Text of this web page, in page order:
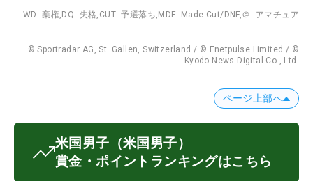
WD=棄権, DQ=失格, CUT=予選落ち, MDF=Made Cut/DNF,＠=アマチュア
© Sportradar AG, St. Gallen, Switzerland / © Enetpulse Limited / ©
Kyodo News Digital Co., Ltd.
ページ上部へ
米国男子 （米国男子）
賞金・ポイントランキングはこちら